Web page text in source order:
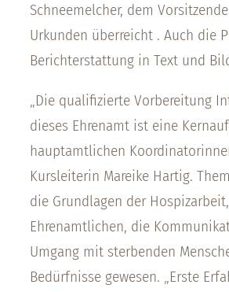
Schneemelcher, dem
Urkunden überreicht . Auch die
Berichterstattung in Text und
„Die qualifizierte Vorbereitung
dieses Ehrenamt ist eine
hauptamtlichen
Kursleiterin Mareike Hartig.
die Grundlagen der
Ehrenamtlichen, die
Umgang mit sterbenden
Bedürfnisse gewesen. „Erste